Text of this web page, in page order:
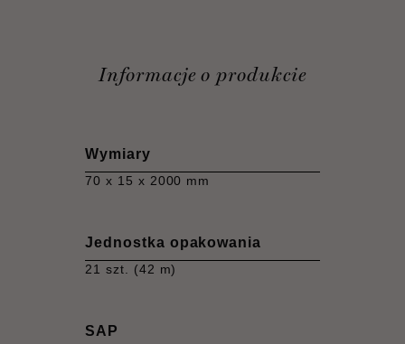
Informacje o produkcie
Wymiary
70 x 15 x 2000 mm
Jednostka opakowania
21 szt. (42 m)
SAP